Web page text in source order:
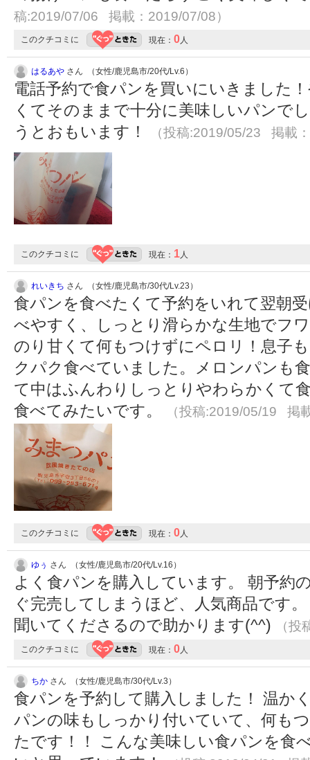
稿:2019/07/06 掲載：2019/07/08）
このクチコミに 現在： 0人
はるあや さん （女性/鹿児島市/20代/Lv.6）
電話予約で食パンを買いにいきました
くてそのままで十分に美味しいパンで
うとおもいます！
（投稿:2019/05/23 掲載
このクチコミに 現在： 1人
れいきち さん （女性/鹿児島市/30代/Lv.23）
食パンを食べたくて予約をいれて翌朝
べやすく、しっとり滑らかな生地でフ
のり甘くて何もつけずにペロリ！息子
クパク食べていました。メロンパンも
て中はふんわりしっとりやわらかくて
食べてみたいです。
（投稿:2019/05/19 掲
このクチコミに 現在： 0人
ゆぅ さん （女性/鹿児島市/20代/Lv.16）
よく食パンを購入しています。 朝予約
ぐ完売してしまうほど、人気商品です
聞いてくださるので助かります(^^)
（
このクチコミに 現在： 0人
ちか さん （女性/鹿児島市/30代/Lv.3）
食パンを予約して購入しました！ 温か
パンの味もしっかり付いていて、何も
たです！！ こんな美味しい食パンを食